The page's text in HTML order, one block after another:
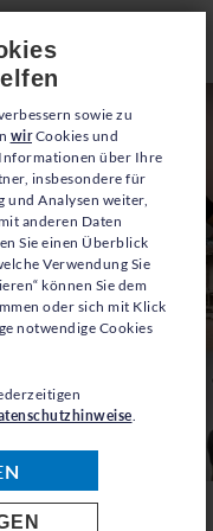
sowie zu
wirCookies und
über Ihre
insbesondere für
und Analysen weiter,
anderen Daten
Sie einen Überblick
Verwendung Sie
können Sie dem
oder sich mit Klick
notwendige Cookies
.
SPENDEN